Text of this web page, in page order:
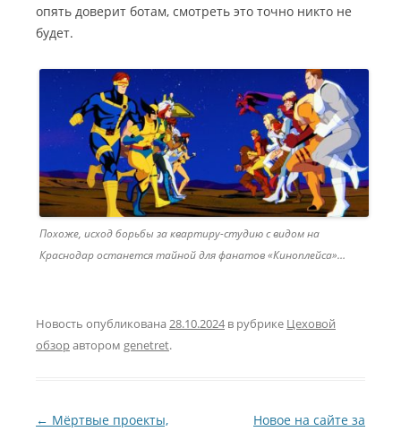
опять доверит ботам, смотреть это точно никто не
будет.
Похоже, исход борьбы за квартиру-студию с видом на
Краснодар останется тайной для фанатов «Киноплейса»…
Новость опубликована28.10.2024 в рубрике Цеховой
обзоравтором genetret.
Навигация по записям
← Мёртвые проекты,
Новое на сайте за